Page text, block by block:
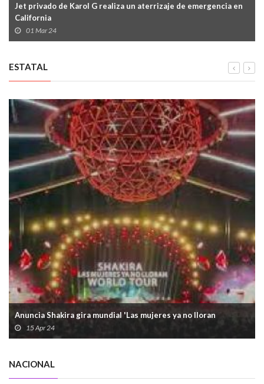
Jet privado de Karol G realiza un aterrizaje de emergencia en
California
01 Mar 24
ESTATAL
Anuncia Shakira gira mundial 'Las mujeres ya no lloran
15 Apr 24
NACIONAL